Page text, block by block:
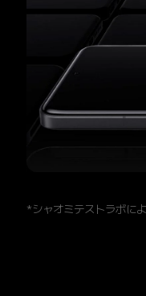
*シャオミテストラボに